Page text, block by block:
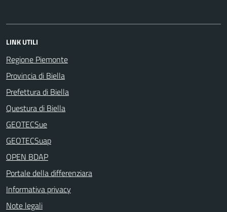
LINK UTILI
Regione Piemonte
Provincia di Biella
Prefettura di Biella
Questura di Biella
GEOTECSue
GEOTECSuap
OPEN BDAP
Portale della differenziara
Informativa privacy
Note legali